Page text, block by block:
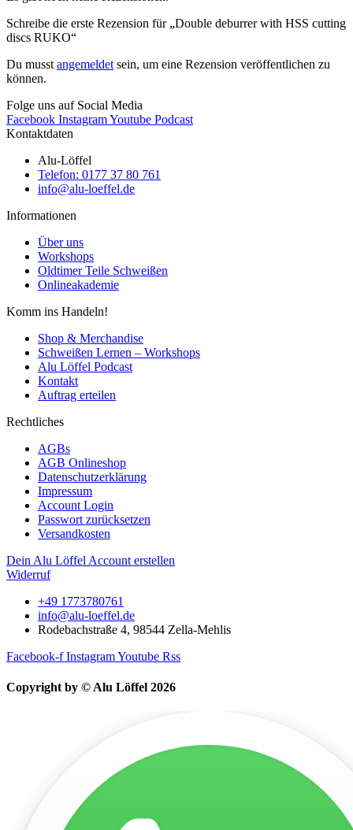
Schreibe die erste Rezension für „Double deburrer with HSS cutting
discs RUKO“
Du musst angemeldet sein, um eine Rezension veröffentlichen zu
können.
Folge uns auf Social Media
Facebook InstagramYoutube Podcast
Kontaktdaten
Alu-Löffel
Telefon: 0177 37 80 761
info@alu-loeffel.de
Informationen
Über uns
Workshops
Oldtimer Teile Schweißen
Onlineakademie
Komm ins Handeln!
Shop & Merchandise
Schweißen Lernen – Workshops
Alu Löffel Podcast
Kontakt
Auftrag erteilen
Rechtliches
AGBs
AGB Onlineshop
Datenschutzerklärung
Impressum
Account Login
Passwort zurücksetzen
Versandkosten
Dein Alu Löffel Account erstellen
Widerruf
+49 1773780761
info@alu-loeffel.de
Rodebachstraße 4, 98544 Zella-Mehlis
Facebook-f InstagramYoutube Rss
Copyright by © Alu Löffel 2026